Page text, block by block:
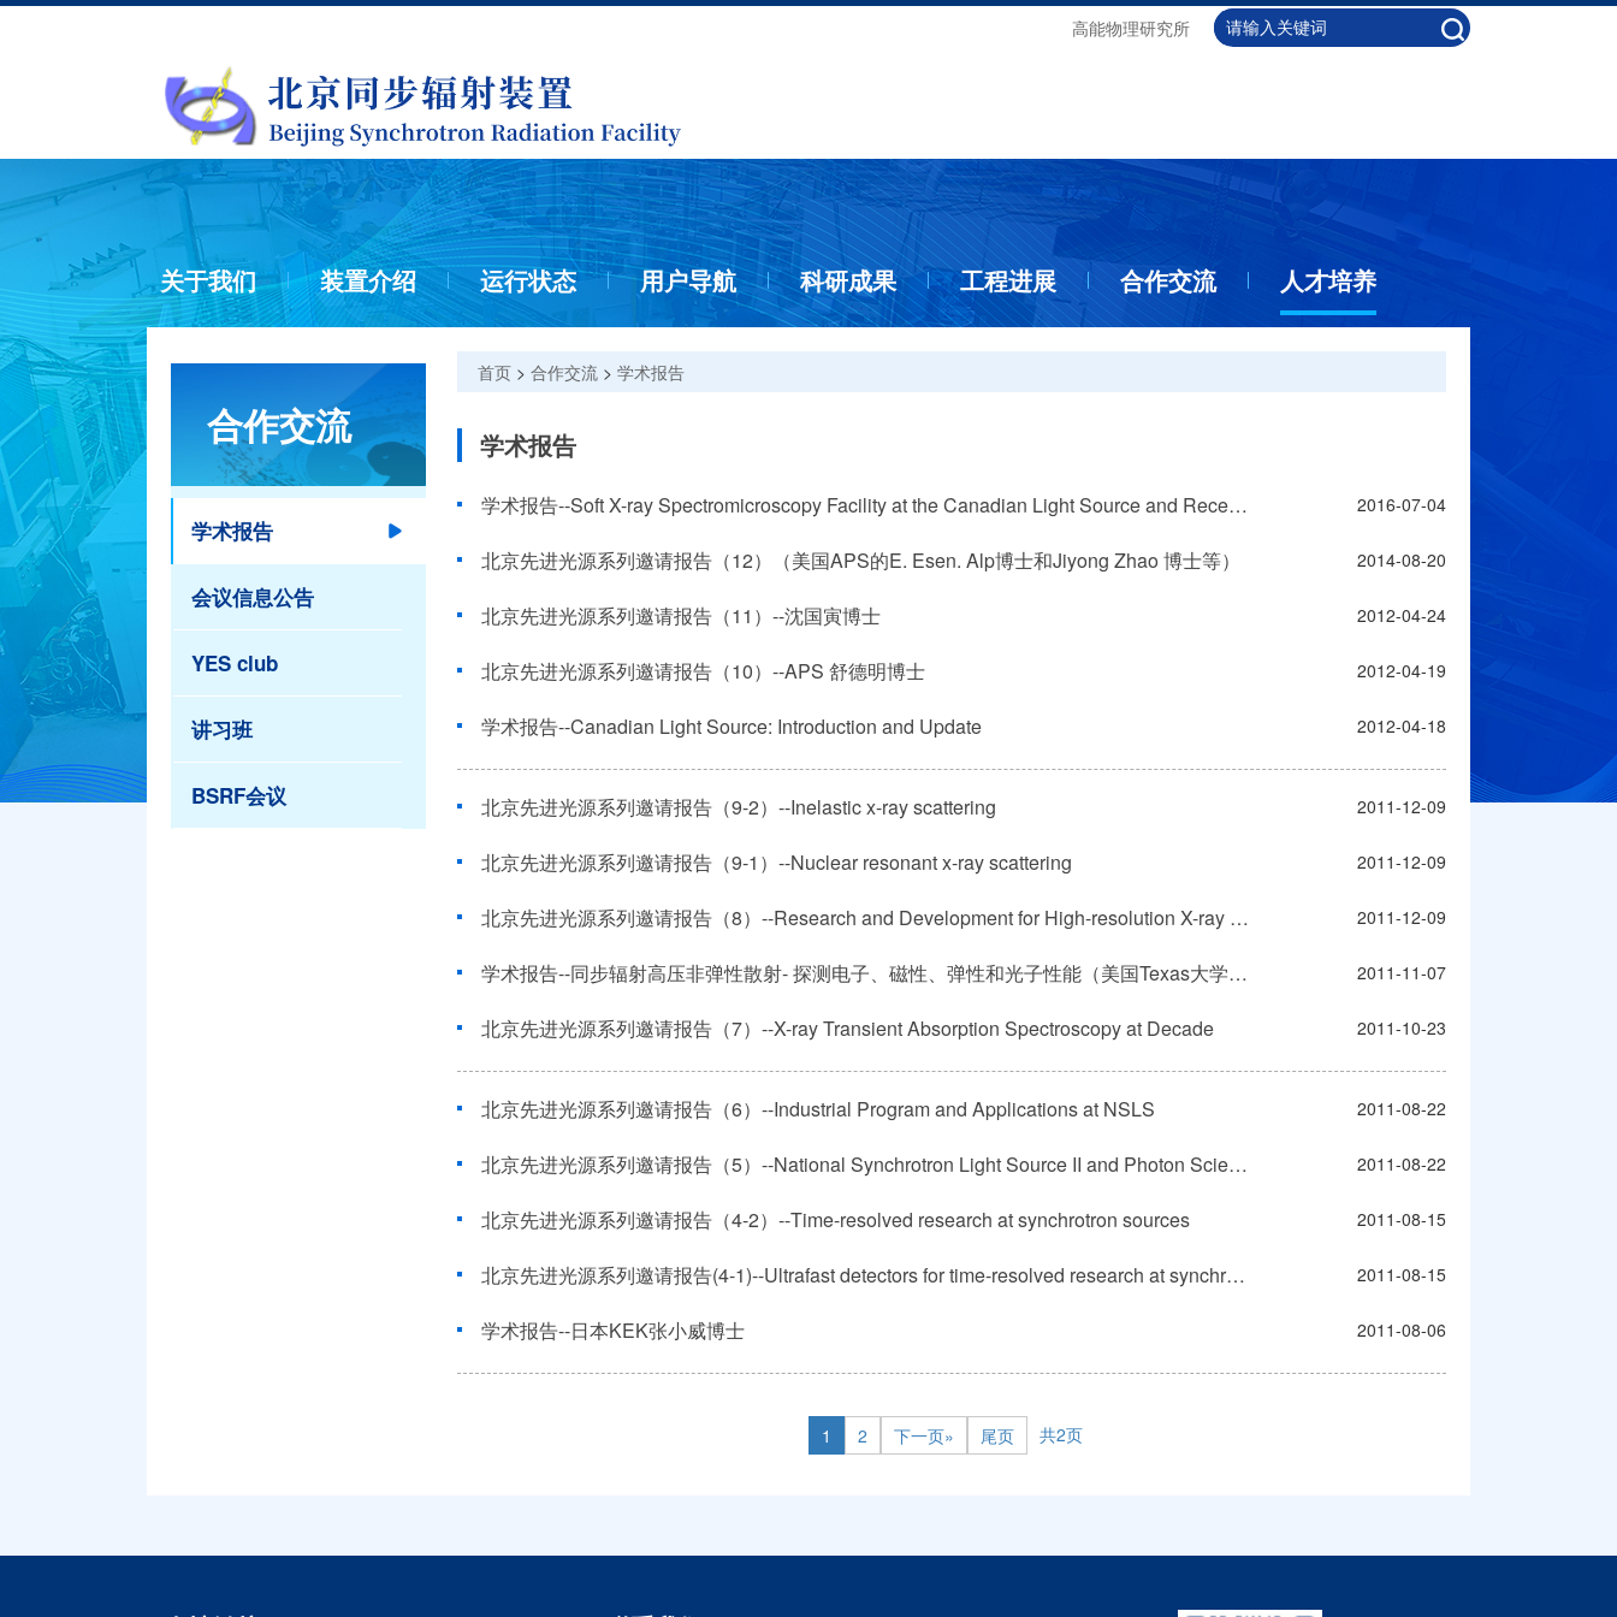
高能物理研究所
关于我们 装置介绍 运行状态 用户导航 科研成果 工程进展 合作交流 人才培养
合作交流
学术报告
会议信息公告
YES club
讲习班
BSRF会议
首页 > 合作交流 > 学术报告
学术报告
学术报告--Soft X-ray Spectromicroscopy Facility at the Canadian Light Source and Recent Developments 2016-07-04
北京先进光源系列邀请报告（12）（美国APS的E. Esen. Alp博士和Jiyong Zhao 博士等） 2014-08-20
北京先进光源系列邀请报告（11）--沈国寅博士 2012-04-24
北京先进光源系列邀请报告（10）--APS 舒德明博士 2012-04-19
学术报告--Canadian Light Source: Introduction and Update 2012-04-18
北京先进光源系列邀请报告（9-2）--Inelastic x-ray scattering 2011-12-09
北京先进光源系列邀请报告（9-1）--Nuclear resonant x-ray scattering 2011-12-09
北京先进光源系列邀请报告（8）--Research and Development for High-resolution X-ray Spectroscopies 2011-12-09
学术报告--同步辐射高压非弹性散射- 探测电子、磁性、弹性和光子性能（美国Texas大学林俊孚博士） 2011-11-07
北京先进光源系列邀请报告（7）--X-ray Transient Absorption Spectroscopy at Decade 2011-10-23
北京先进光源系列邀请报告（6）--Industrial Program and Applications at NSLS 2011-08-22
北京先进光源系列邀请报告（5）--National Synchrotron Light Source II and Photon Sciences at Brookhaven National Laboratory 2011-08-22
北京先进光源系列邀请报告（4-2）--Time-resolved research at synchrotron sources 2011-08-15
北京先进光源系列邀请报告(4-1)--Ultrafast detectors for time-resolved research at synchrotron sources 2011-08-15
学术报告--日本KEK张小威博士 2011-08-06
1 2 下一页» 尾页 共2页